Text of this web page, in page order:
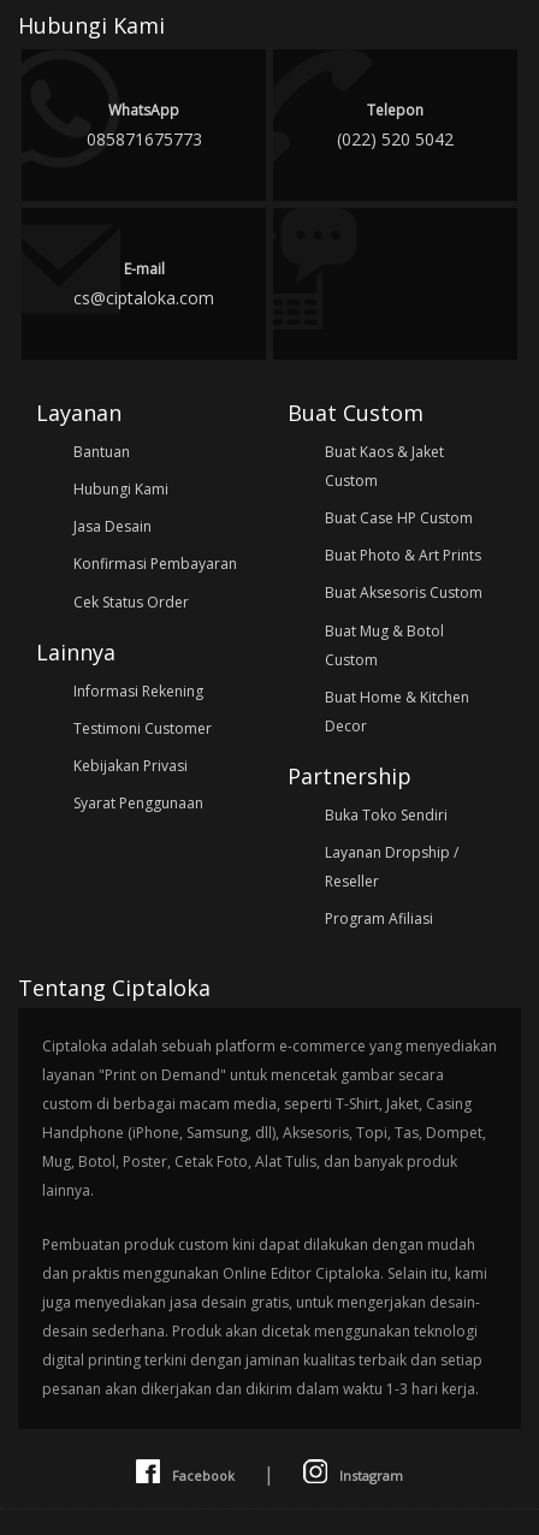
Hubungi Kami
WhatsApp
085871675773
Telepon
(022) 520 5042
E-mail
cs@ciptaloka.com
Layanan
Bantuan
Hubungi Kami
Jasa Desain
Konfirmasi Pembayaran
Cek Status Order
Lainnya
Informasi Rekening
Testimoni Customer
Kebijakan Privasi
Syarat Penggunaan
Buat Custom
Buat Kaos & Jaket
Custom
Buat Case HP Custom
Buat Photo & Art Prints
Buat Aksesoris Custom
Buat Mug & Botol
Custom
Buat Home & Kitchen
Decor
Partnership
Buka Toko Sendiri
Layanan Dropship /
Reseller
Program Afiliasi
Tentang Ciptaloka
Ciptaloka adalah sebuah platform e-commerce yang menyediakan
layanan "Print on Demand" untuk mencetak gambar secara
custom di berbagai macam media, seperti T-Shirt, Jaket, Casing
Handphone (iPhone, Samsung, dll), Aksesoris, Topi, Tas, Dompet,
Mug, Botol, Poster, Cetak Foto, Alat Tulis, dan banyak produk
lainnya.
Pembuatan produk custom kini dapat dilakukan dengan mudah
dan praktis menggunakan Online Editor Ciptaloka. Selain itu, kami
juga menyediakan jasa desain gratis, untuk mengerjakan desain-
desain sederhana. Produk akan dicetak menggunakan teknologi
digital printing terkini dengan jaminan kualitas terbaik dan setiap
pesanan akan dikerjakan dan dikirim dalam waktu 1-3 hari kerja.
Facebook | Instagram